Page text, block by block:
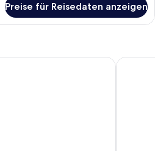
Preise für Reisedaten anzeigen
Hotel